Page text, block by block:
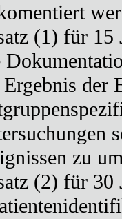
(1) für 15
Ergebnis der
zu
(2) für 30